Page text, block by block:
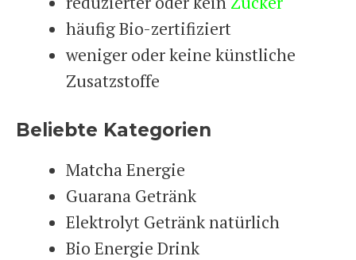
häufig Bio-zertifiziert
weniger oder keine künstliche
Zusatzstoffe
Beliebte Kategorien
MatchaEnergie
Guarana Getränk
Elektrolyt Getränk natürlich
Bio Energie Drink